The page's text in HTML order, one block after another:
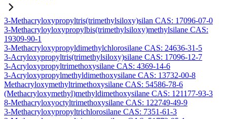
3-Methacryloxypropyltris(trimethylsiloxy)silan CAS: 17096-07-0
3-Methacryloyloxypropylbis(trimethylsiloxy)methylsilane CAS:
19309-90-1
3-Methacryloxypropyldimethylchlorosilane CAS: 24636-31-5
3-Acryloxypropyltris(trimethylsiloxy)silane CAS: 17096-12-7
3-Acryloxypropyltrimethoxysilane CAS: 4369-14-6
3-Acryloxypropylmethyldimethoxysilane CAS: 13732-00-8
Methacryloxymethyltrimethoxysilane CAS: 54586-78-6
(Methacryloxymethyl)methyldimethoxysilane CAS: 121177-93-3
8-Methacryloxyoctyltrimethoxysilane CAS: 122749-49-9
3-Methacryloxypropyltrichlorosilane CAS: 7351-61-3